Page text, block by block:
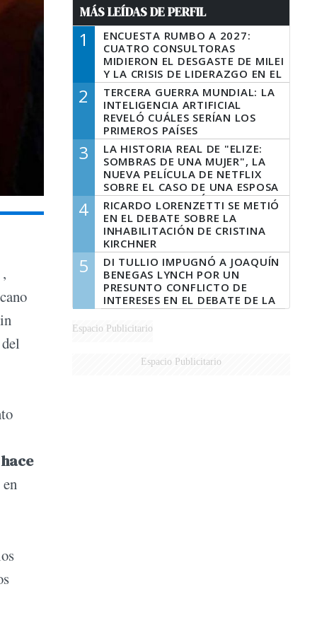
,
MÁS LEÍDAS DE PERFIL
1
ENCUESTA RUMBO A 2027:
CUATRO CONSULTORAS
MIDIERON EL DESGASTE DE MILEI
Y LA CRISIS DE LIDERAZGO EN EL
PERONISMO
2
TERCERA GUERRA MUNDIAL: LA
INTELIGENCIA ARTIFICIAL
REVELÓ CUÁLES SERÍAN LOS
PRIMEROS PAÍSES
LATINOAMERICANOS EN SER
DERROTADOS
3
LA HISTORIA REAL DE "ELIZE:
SOMBRAS DE UNA MUJER", LA
NUEVA PELÍCULA DE NETFLIX
SOBRE EL CASO DE UNA ESPOSA
QUE DESCUARTIZÓ A SU
MARIDO
4
RICARDO LORENZETTI SE METIÓ
EN EL DEBATE SOBRE LA
INHABILITACIÓN DE CRISTINA
KIRCHNER
5
DI TULLIO IMPUGNÓ A JOAQUÍN
BENEGAS LYNCH POR UN
PRESUNTO CONFLICTO DE
INTERESES EN EL DEBATE DE LA
LEY DE TIERRAS
Espacio Publicitario
Espacio Publicitario